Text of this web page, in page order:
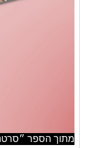
מתוך הספר